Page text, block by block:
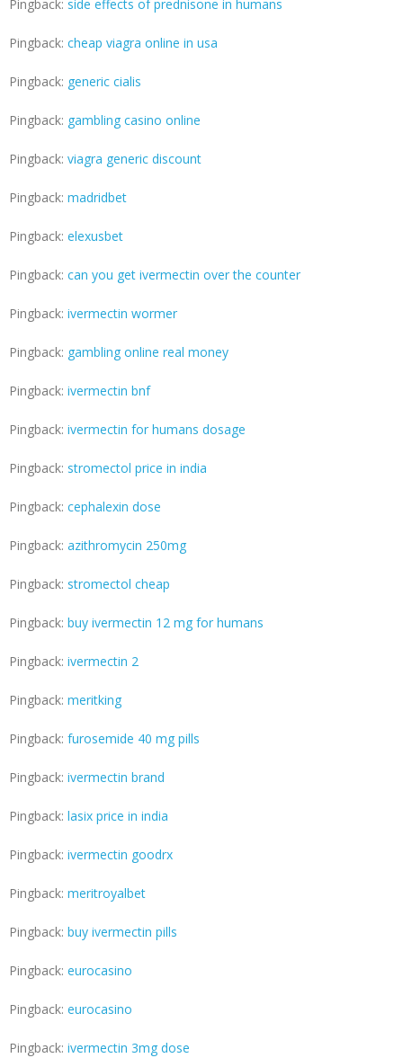
Pingback: side effects of prednisone in humans
Pingback: cheap viagra online in usa
Pingback: generic cialis
Pingback: gambling casino online
Pingback: viagra generic discount
Pingback: madridbet
Pingback: elexusbet
Pingback: can you get ivermectin over the counter
Pingback: ivermectin wormer
Pingback: gambling online real money
Pingback: ivermectin bnf
Pingback: ivermectin for humans dosage
Pingback: stromectol price in india
Pingback: cephalexin dose
Pingback: azithromycin 250mg
Pingback: stromectol cheap
Pingback: buy ivermectin 12 mg for humans
Pingback: ivermectin 2
Pingback: meritking
Pingback: furosemide 40 mg pills
Pingback: ivermectin brand
Pingback: lasix price in india
Pingback: ivermectin goodrx
Pingback: meritroyalbet
Pingback: buy ivermectin pills
Pingback: eurocasino
Pingback: eurocasino
Pingback: ivermectin 3mg dose